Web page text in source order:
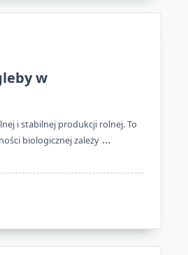
w
i stabilnej produkcji rolnej. To
biologicznej zależy ...